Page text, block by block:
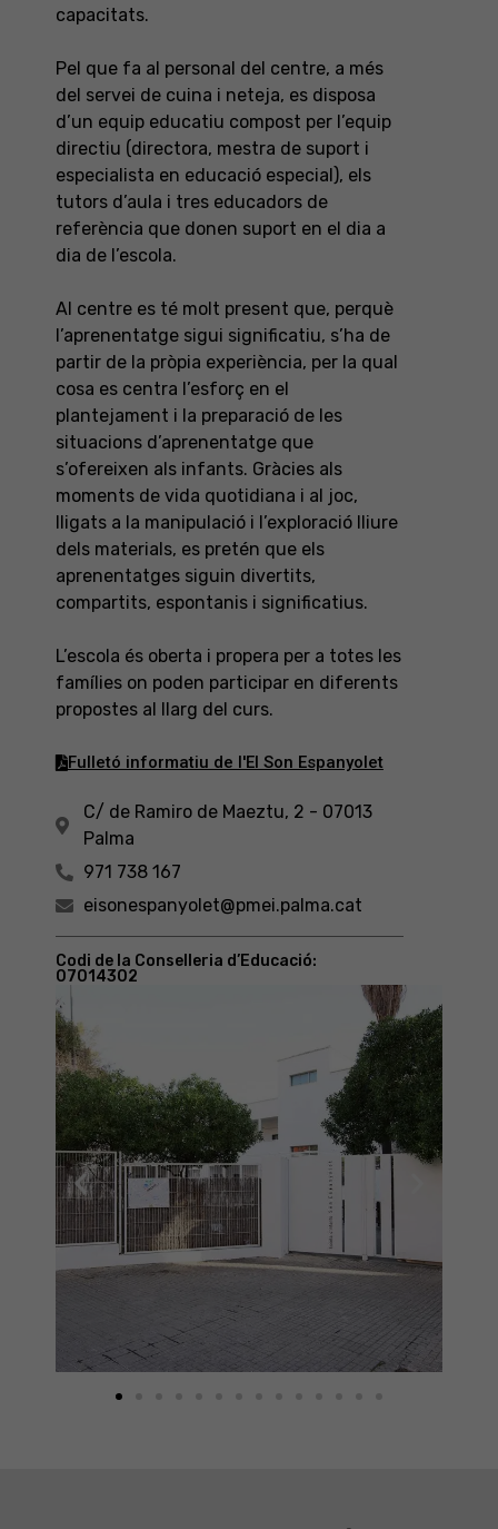
capacitats.
Pel que fa al personal del centre, a més
del servei de cuina i neteja, es disposa
d’un equip educatiu compost per l’equip
directiu (directora, mestra de suport i
especialista en educació especial), els
tutors d’aula i tres educadors de
referència que donen suport en el dia a
dia de l’escola.
Al centre es té molt present que, perquè
l’aprenentatge sigui significatiu, s’ha de
partir de la pròpia experiència, per la qual
cosa es centra l’esforç en el
plantejament i la preparació de les
situacions d’aprenentatge que
s’ofereixen als infants. Gràcies als
moments de vida quotidiana i al joc,
lligats a la manipulació i l’exploració lliure
dels materials, es pretén que els
aprenentatges siguin divertits,
compartits, espontanis i significatius.
L’escola és oberta i propera per a totes les
famílies on poden participar en diferents
propostes al llarg del curs.
Fulletó informatiu de l'EI Son Espanyolet
C/ de Ramiro de Maeztu, 2 - 07013
Palma
971 738 167
eisonespanyolet@pmei.palma.cat
Codi de la Conselleria d’Educació:
07014302